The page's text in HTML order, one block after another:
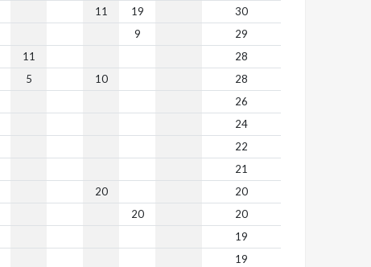
11 19
30
9
29
11
28
5 10
28
26
24
22
21
20
20
20
20
19
19